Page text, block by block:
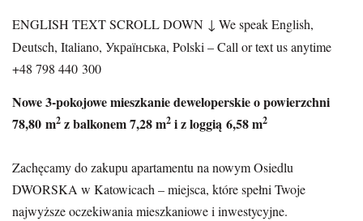
ENGLISH TEXT SCROLL DOWN ↓ We speak English,
Deutsch, Italiano, Українська, Polski – Call or text us anytime
+48 798 440 300
Nowe 3-pokojowe mieszkanie deweloperskie o powierzchni
78,80 m2 z balkonem 7,28 m2 i z loggią 6,58 m2
Zachęcamy do zakupu apartamentu na nowym Osiedlu
DWORSKA w Katowicach – miejsca, które spełni Twoje
najwyższe oczekiwania mieszkaniowe i inwestycyjne.